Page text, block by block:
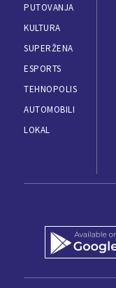
PUTOVANJA
KULTURA
SUPERŽENA
ESPORTS
TEHNOPOLIS
AUTOMOBILI
LOKAL